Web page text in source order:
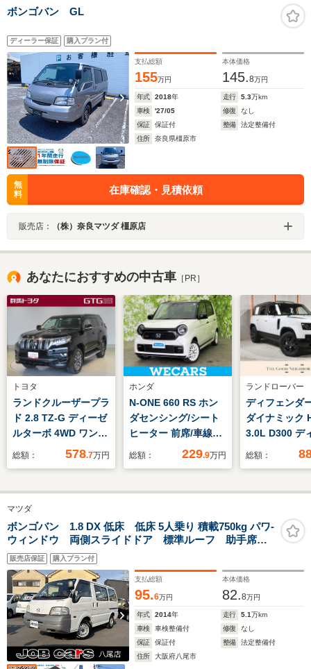
ボンゴバン GL
ディーラー保証 購入プラン付
支払総額
155万円
本体価格
145.8万円
年式 2018年 走行 5.3万km
車検
'27/05 修復
なし
保証
保証付 整備
法定整備付
住所
奈良県橿原市
無
料
在庫確認・見積依頼
販売店： （株）奈良マツダ 橿原店
あなたにおすすめの中古車 ［PR］
トヨタ
ランドクルーザープラ
ド 2.8 TZ-G ディーゼ
ルターボ 4WD ワンオ
ーナー 4WD フロント
オプションナビ 衝突
回避/被害軽減 ICS メ
ディアプレイヤー接続
パワーシート 純正ア
ルミ スマートキー
LED バックモニター
ETC
総額： 578.7万円
ホンダ
N-ONE 660 RS ホン
ダセンシング/シート
ヒーター 前席/車線逸
脱防止支援システム/
ャック/EBD付ABS/横
リングストップ
総額： 229.9万円
ランドローバー
ディフェンダ
ダイナミック
3.0L D300 デ
ルターボ
タン&エボニ
ステリアパッ
タルインナー
ドカメラ アダ
ブクルーズ マ
スLEDヘッド
総額：
マツダ
ボンゴバン 1.8 DX 低床 低床 5人乗り 積載750kg パワ-
ウィンドウ 両側スライドドア 標準ルーフ 助手席エ
アバック FM AMラジオ 保証書 取り扱い説明書 記
録簿付き
販売店保証 購入プラン付
支払総額
95.6万円
本体価格
82.8万円
年式 2014年 走行 5.1万km
車検
車検整備付 修復
なし
保証
保証付 整備
法定整備付
住所
大阪府八尾市